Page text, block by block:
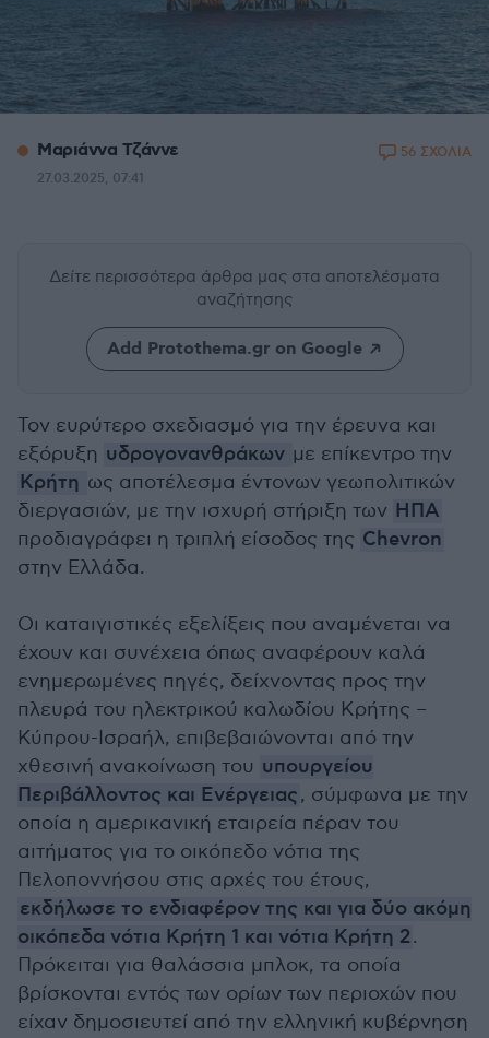
Μαριάννα Τζάννε
27.03.2025, 07:41
56 ΣΧΟΛΙΑ
Δείτε περισσότερα άρθρα μας στα αποτελέσματα
αναζήτησης
Add Protothema.gr on Google
Τον ευρύτερο σχεδιασμό για την έρευνα και
εξόρυξη υδρογονανθράκων με επίκεντρο την
Κρήτη ως αποτέλεσμα έντονων γεωπολιτικών
διεργασιών, με την ισχυρή στήριξη των ΗΠΑ
προδιαγράφει η τριπλή είσοδος της Chevron
στην Ελλάδα.
Οι καταιγιστικές εξελίξεις που αναμένεται να
έχουν και συνέχεια όπως αναφέρουν καλά
ενημερωμένες πηγές, δείχνοντας προς την
πλευρά του ηλεκτρικού καλωδίου Κρήτης –
Κύπρου-Ισραήλ, επιβεβαιώνονται από την
χθεσινή ανακοίνωση του υπουργείου
Περιβάλλοντος και Ενέργειας, σύμφωνα με την
οποία η αμερικανική εταιρεία πέραν του
αιτήματος για το οικόπεδο νότια της
Πελοποννήσου στις αρχές του έτους,
εκδήλωσε το ενδιαφέρον της και για δύο ακόμη
οικόπεδα νότια Κρήτη 1 και νότια Κρήτη 2.
Πρόκειται για θαλάσσια μπλοκ, τα οποία
βρίσκονται εντός των ορίων των περιοχών που
είχαν δημοσιευτεί από την ελληνική κυβέρνηση